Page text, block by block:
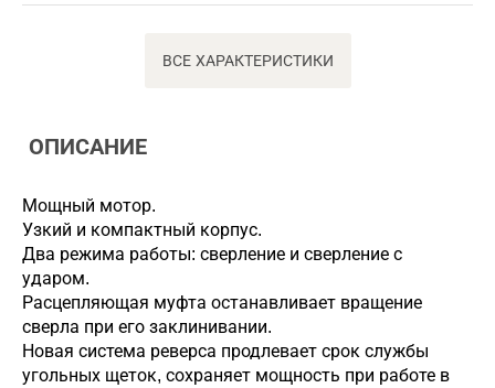
ВСЕ ХАРАКТЕРИСТИКИ
ОПИСАНИЕ
Мощный мотор.
Узкий и компактный корпус.
Два режима работы: сверление и сверление с
ударом.
Расцепляющая муфта останавливает вращение
сверла при его заклинивании.
Новая система реверса продлевает срок службы
угольных щеток, сохраняет мощность при работе в